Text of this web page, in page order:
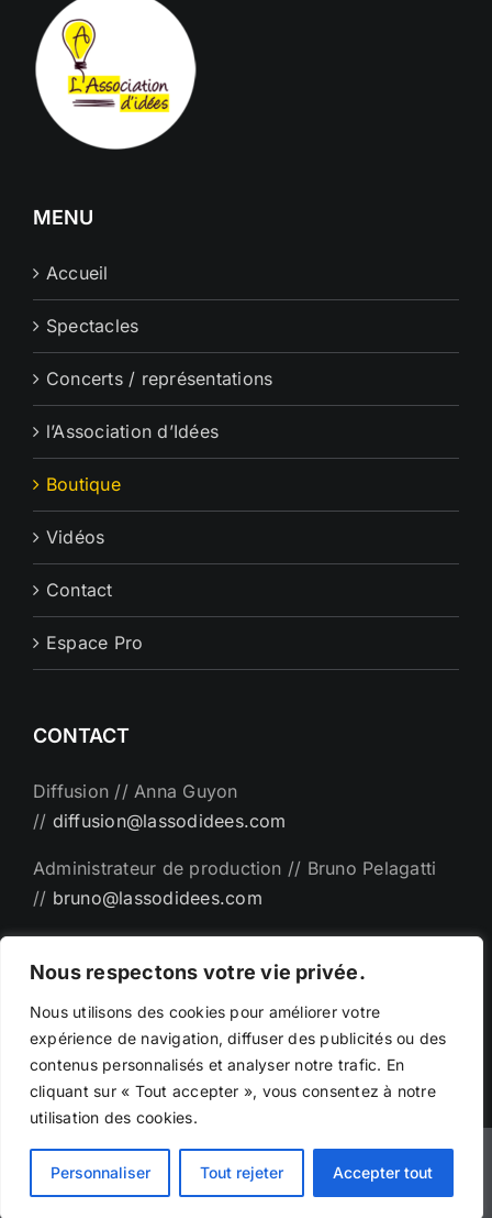
Nous respectons votre vie privée.
Nous utilisons des cookies pour améliorer votre
expérience de navigation, diffuser des publicités ou des
contenus personnalisés et analyser notre trafic. En
cliquant sur « Tout accepter », vous consentez à notre
utilisation des cookies.
Personnaliser Tout rejeter Accepter tout
MENU
Accueil
Spectacles
Concerts / représentations
l’Association d’Idées
Boutique
Vidéos
Contact
Espace Pro
CONTACT
Diffusion // Anna Guyon
// diffusion@lassodidees.com
Administrateur de production // Bruno Pelagatti
// bruno@lassodidees.com
//man@lassodidees.com
emanuelbemer.com -
Mentions légales